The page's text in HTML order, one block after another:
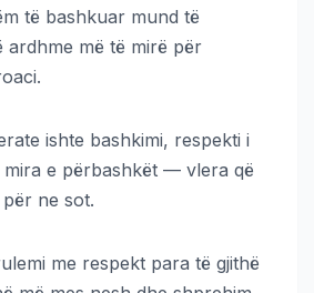
të bashkuar mund të
ardhme më të mirë për
ishte bashkimi, respekti i
mira e përbashkët — vlera që
ne sot.
me respekt para të gjithë